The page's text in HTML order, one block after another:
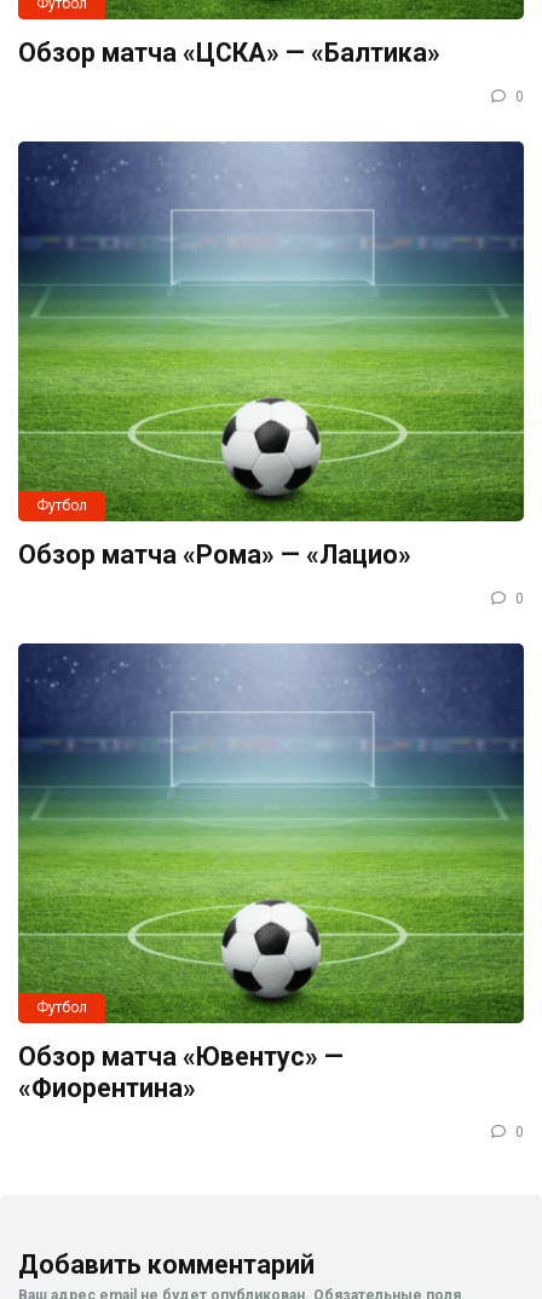
Футбол
Обзор матча «ЦСКА» — «Балтика»
0
Футбол
Обзор матча «Рома» — «Лацио»
0
Футбол
Обзор матча «Ювентус» —
«Фиорентина»
0
Добавить комментарий